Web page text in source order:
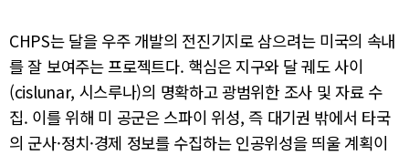
CHPS는 달을 우주 개발의 전진기지로 삼으려는 미국의 속내
를 잘 보여주는 프로젝트다. 핵심은 지구와 달 궤도 사이
(cislunar, 시스루나)의 명확하고 광범위한 조사 및 자료 수
집. 이를 위해 미 공군은 스파이 위성, 즉 대기권 밖에서 타국
의 군사·정치·경제 정보를 수집하는 인공위성을 띄울 계획이